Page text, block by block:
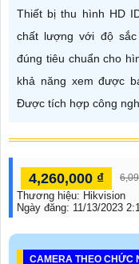
Thiết bị thu hình HD
chất lượng với độ
đúng tiêu chuẩn cho
khả năng xem được
Được tích hợp công
4,260,000 ₫
Thương hiệu: Hikvision
Ngày đăng: 11/13/2023
CAMERA THEO CHỨC